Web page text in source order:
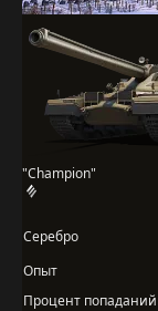
"Champion"
Серебро
Опыт
Процент попаданий